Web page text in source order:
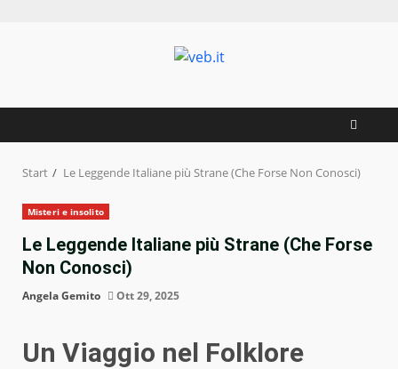
Start Le Leggende Italiane più Strane (Che Forse Non Conosci)
Misteri e insolito
Le Leggende Italiane più Strane (Che Forse
Non Conosci)
Angela Gemito Ott 29, 2025
Un Viaggio nel Folklore